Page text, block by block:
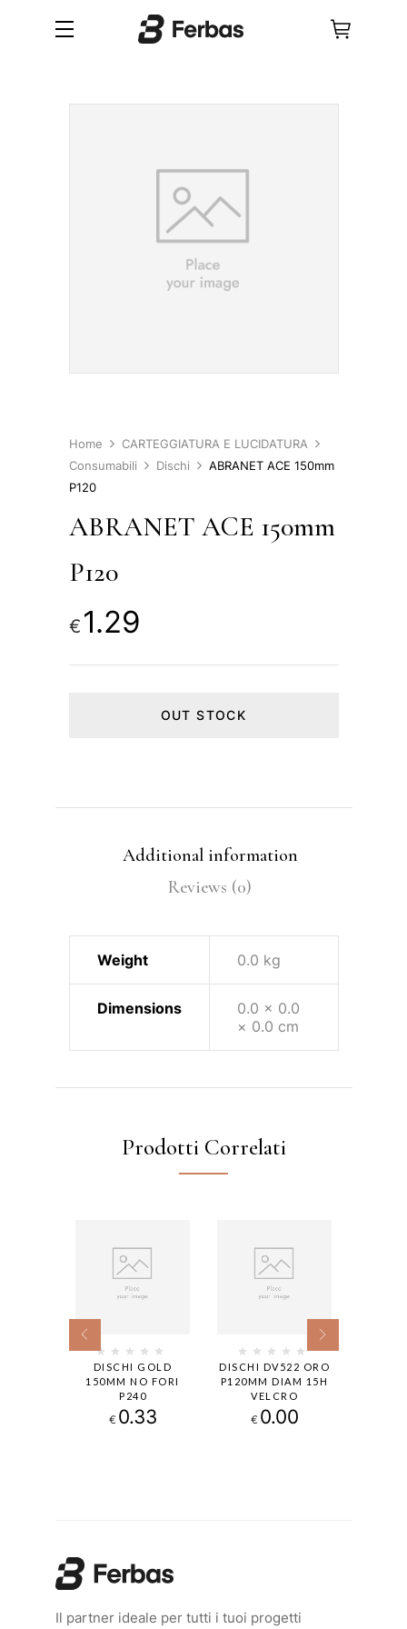
Home
CARTEGGIATURA E LUCIDATURA
Consumabili
Dischi
ABRANET ACE 150mm
P120
ABRANET ACE 150mm
P120
€ 1.29
OUT STOCK
Additional information
Reviews (0)
Weight 0.0 kg
Dimensions
0.0 × 0.0
× 0.0 cm
Prodotti Correlati
DISCHI GOLD
150MM NO FORI
P240
€ 0.33
DISCHI DV522 ORO
P120MM DIAM 15H
VELCRO
€ 0.00
Il partner ideale per tutti i tuoi progetti